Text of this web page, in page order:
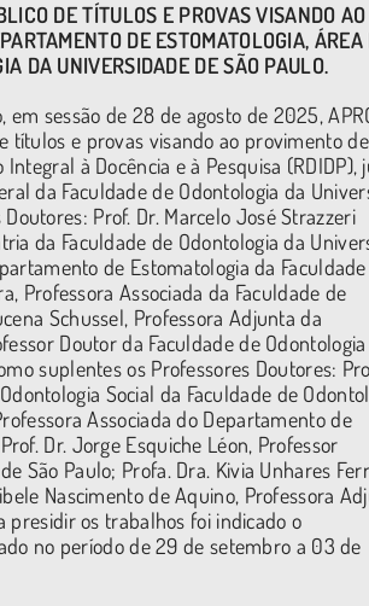
DE TÍTULOS E PROVAS VISANDO AO
DE ESTOMATOLOGIA, ÁREA
DA UNIVERSIDADE DE SÃO PAULO.
sessão de 28 de agosto de 2025,
títulos e provas visando ao provimento de
à Docência e à Pesquisa (RDIDP),
da Faculdade de Odontologia da
Prof. Dr. Marcelo José Strazzeri
da Faculdade de Odontologia da
de Estomatologia da
Professora Associada da Faculdade de
Schussel, Professora Adjunta da
Doutor da Faculdade de
suplentes os Professores Doutores:
Social da Faculdade de
Associada do Departamento de
Dr. Jorge Esquiche Léon, Professor
São Paulo; Profa. Dra. Kivia Unhares
Nascimento de Aquino, Professora
presidir os trabalhos foi indicado o
no período de 29 de setembro a 03 de